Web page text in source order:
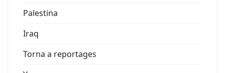
Palestina
Iraq
Torna a reportages